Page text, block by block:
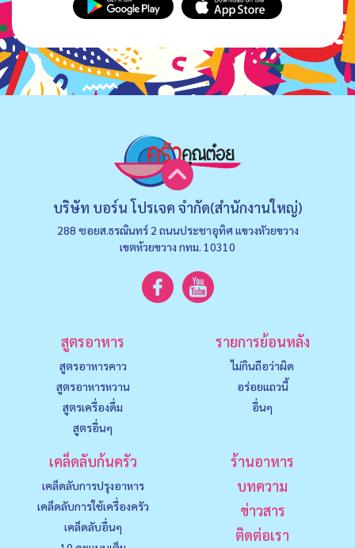
บริษัท บอร์น โปรเจค จำกัด(สำนักงานใหญ่)
288 ซอยส.ธรณินทร์ 2 ถนนประชาอุทิศ แขวงหัวยขวาง
เขตห้วยขวาง กทม. 10310
สูตรอาหาร
สูตรอาหารคาว
สูตรอาหารหวาน
สูตรเครื่องดื่ม
สูตรอื่นๆ
รายการย้อนหลัง
ไม่กินถือว่าผิด
อร่อยแถวนี้
อื่นๆ
เคล็ดลับก้นครัว
เคล็ดลับการปรุงอาหาร
เคล็ดลับการใช้เครื่องครัว
เคล็ดลับอื่นๆ
ร้านอาหาร
บทความ
ข่าวสาร
ติดต่อเรา